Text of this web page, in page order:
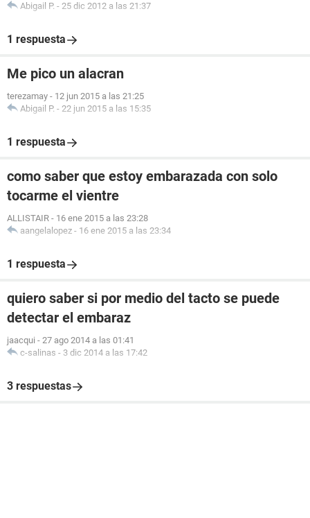
Abigail P. - 25 dic 2012 a las 21:37
1 respuesta
Me pico un alacran
terezamay - 12 jun 2015 a las 21:25
Abigail P. - 22 jun 2015 a las 15:35
1 respuesta
como saber que estoy embarazada con solo
tocarme el vientre
ALLISTAIR - 16 ene 2015 a las 23:28
aangelalopez - 16 ene 2015 a las 23:34
1 respuesta
quiero saber si por medio del tacto se puede
detectar el embaraz
jaacqui - 27 ago 2014 a las 01:41
c-salinas - 3 dic 2014 a las 17:42
3 respuestas